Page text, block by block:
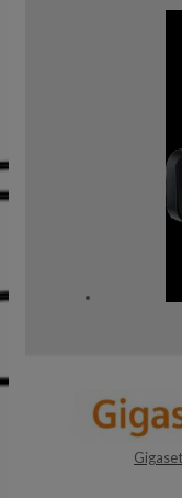
Gigaset